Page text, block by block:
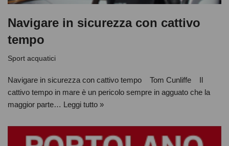
Navigare in sicurezza con cattivo
tempo
Sport acquatici
Navigare in sicurezza con cattivo tempo Tom Cunliffe Il
cattivo tempo in mare è un pericolo sempre in agguato che la
maggior parte… Leggi tutto »